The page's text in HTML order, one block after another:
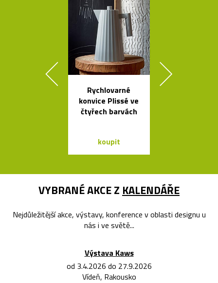
Rychlovarné
konvice Plissé ve
čtyřech barvách
koupit
VYBRANÉ AKCE Z KALENDÁŘE
Nejdůležitější akce, výstavy, konference v oblasti designu u
nás i ve světě...
Výstava Kaws
od 3.4.2026 do 27.9.2026
Vídeň, Rakousko